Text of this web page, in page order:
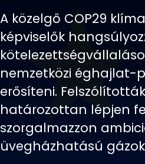
A közelgő COP29
képviselők
nemzetközi éghajlat-
erősíteni.
határozottan lépjen
szorgalmazzon
üvegházhatású